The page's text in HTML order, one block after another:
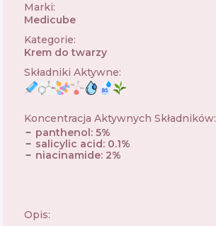
Marki:
Medicube
Kategorie:
Krem do twarzy
Składniki Aktywne:
Koncentracja Aktywnych Składników:
panthenol: 5%
salicylic acid: 0.1%
niacinamide: 2%
Opis: